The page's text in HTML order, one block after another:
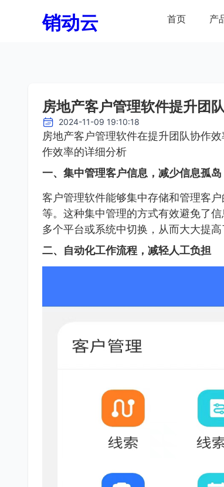
销动云 首页 产
房地产客户管理软件提升团
2024-11-09 19:10:18
房地产客户管理软件在提升团队协作
作效率的详细分析
一、集中管理客户信息，减少信息孤岛
客户管理软件能够集中存储和管理客
等。这种集中管理的方式有效避免了
多个平台或系统中切换，从而大大提高
二、自动化工作流程，减轻人工负担